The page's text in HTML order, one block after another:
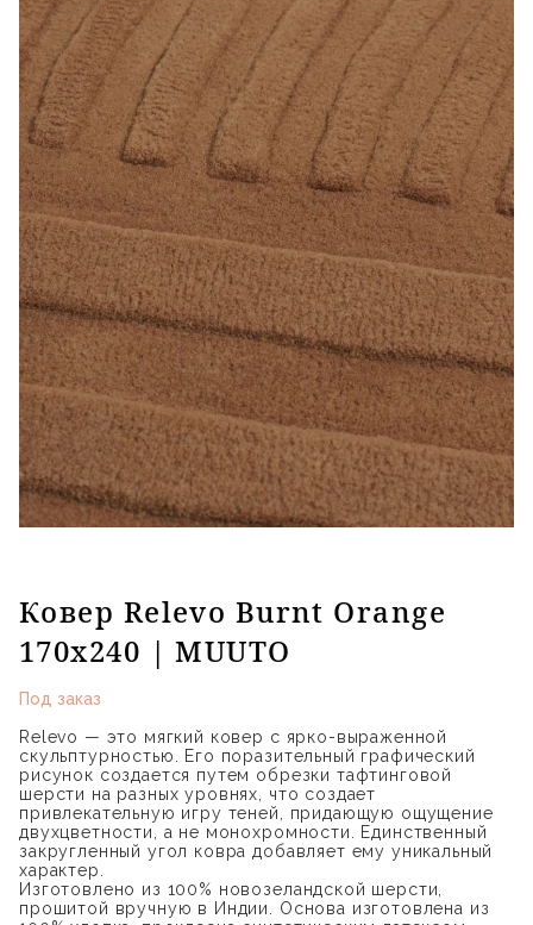
Ковер Relevo Burnt Orange
170x240 | MUUTO
Под заказ
Relevo — это мягкий ковер с ярко-выраженной
скульптурностью. Его поразительный графический
рисунок создается путем обрезки тафтинговой
шерсти на разных уровнях, что создает
привлекательную игру теней, придающую ощущение
двухцветности, а не монохромности. Единственный
закругленный угол ковра добавляет ему уникальный
характер.
Изготовлено из 100% новозеландской шерсти,
прошитой вручную в Индии. Основа изготовлена из